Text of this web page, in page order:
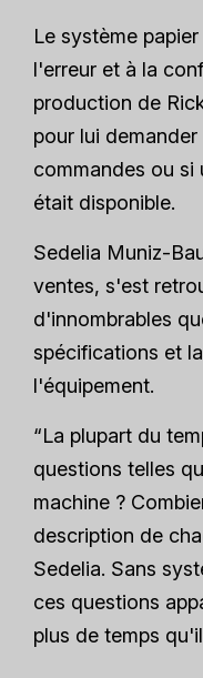
Le système
l'erreur et à la
production de
pour lui
commandes ou si
était disponible.
Sedelia Muniz-
ventes, s'est
d'innombrables
spécifications et
l'équipement.
“La plupart du
questions telles
machine ?
description de
Sedelia. Sans
ces questions
plus de temps